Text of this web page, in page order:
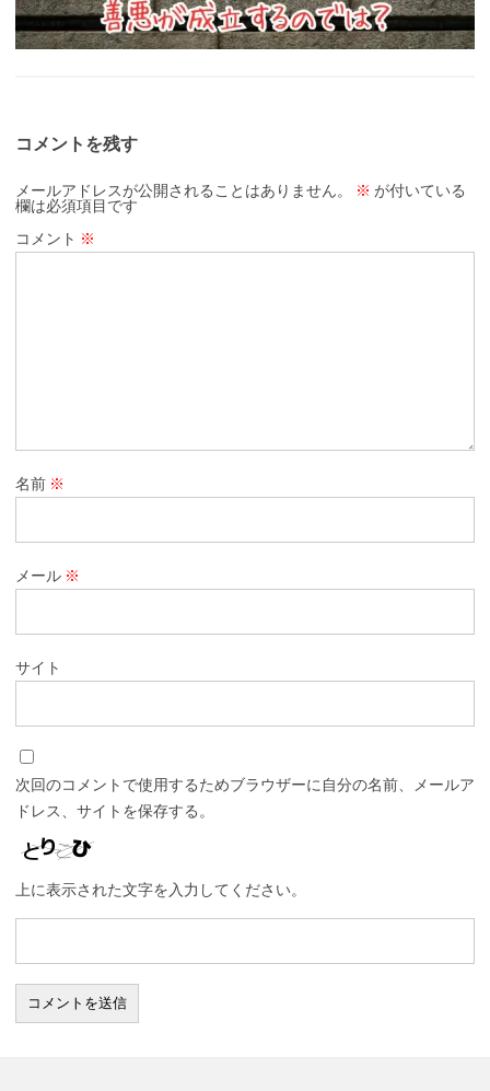
コメントを残す
メールアドレスが公開されることはありません。 ※ が付いている
欄は必須項目です
コメント ※
名前 ※
メール ※
サイト
次回のコメントで使用するためブラウザーに自分の名前、メールア
ドレス、サイトを保存する。
上に表示された文字を入力してください。